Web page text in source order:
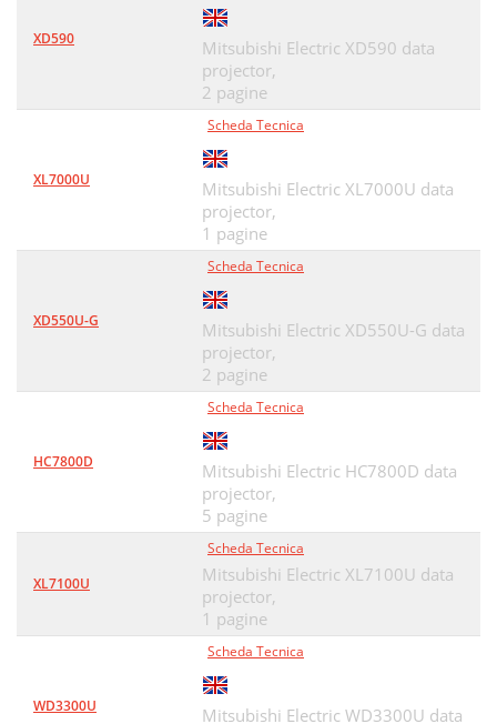
XD590
Mitsubishi Electric XD590 data
projector,
2 pagine
XL7000U
Scheda Tecnica
Mitsubishi Electric XL7000U data
projector,
1 pagine
XD550U-G
Scheda Tecnica
Mitsubishi Electric XD550U-G data
projector,
2 pagine
HC7800D
Scheda Tecnica
Mitsubishi Electric HC7800D data
projector,
5 pagine
XL7100U
Scheda Tecnica
Mitsubishi Electric XL7100U data
projector,
1 pagine
WD3300U
Scheda Tecnica
Mitsubishi Electric WD3300U data